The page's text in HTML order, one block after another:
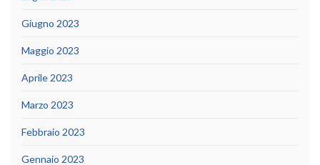
Giugno 2023
Maggio 2023
Aprile 2023
Marzo 2023
Febbraio 2023
Gennaio 2023